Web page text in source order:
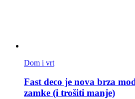
Dom i vrt
Fast deco je nova brza
zamke (i trošiti manje)